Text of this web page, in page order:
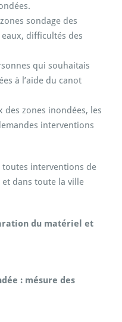
sondage des
difficultés des
qui souhaitais
à l’aide du canot
zones inondées, les
interventions
toutes interventions de
dans toute la ville
du matériel et
: mésure des